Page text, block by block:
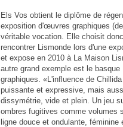
Els Vos obtient le diplôme de
exposition d'œuvres graphiques
véritable vocation. Elle choisit
rencontrer Lismonde lors d'une
et expose en 2010 à La Maison
autre grand exemple est le
graphiques. «L'influence de
puissante et expressive, mais
dissymétrie, vide et plein. Un jeu
ombres fugitives comme volumes
ligne douce et ondulante,